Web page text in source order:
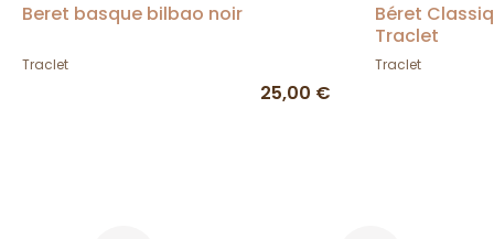
Beret basque bilbao noir
Traclet
25,00 €
Béret
Traclet
Traclet